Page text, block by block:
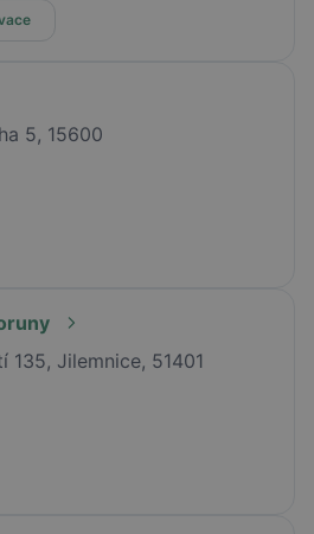
5, 15600
135, Jilemnice, 51401